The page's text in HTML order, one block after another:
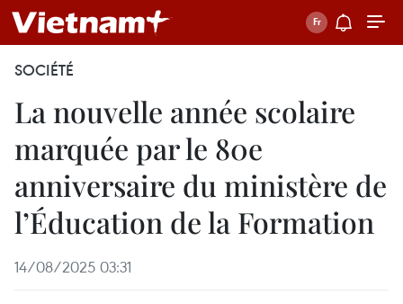
SOCIÉTÉ
La nouvelle année scolaire
marquée par le 80e
anniversaire du ministère de
l’Éducation de la Formation
14/08/2025 03:31